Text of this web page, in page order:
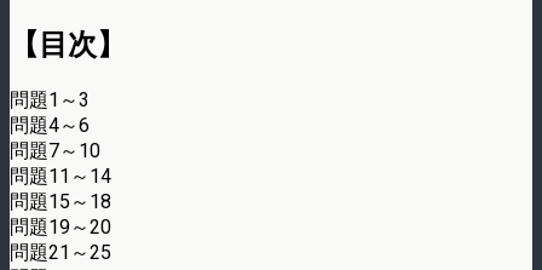
【目次】
問題1～3
問題4～6
問題7～10
問題11～14
問題15～18
問題19～20
問題21～25